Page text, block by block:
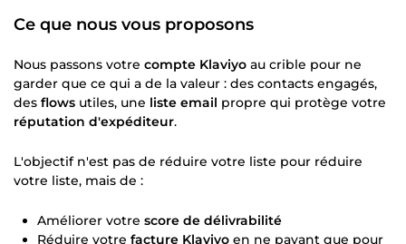
Ce que nous vous proposons
Nous passons votre compte Klaviyo au crible pour ne
garder que ce qui a de la valeur : des contacts engagés,
des flows utiles, une liste email propre qui protège votre
réputation d'expéditeur.
L'objectif n'est pas de réduire votre liste pour réduire
votre liste, mais de :
Améliorer votre score de délivrabilité
Réduire votre facture Klaviyo en ne payant que pour